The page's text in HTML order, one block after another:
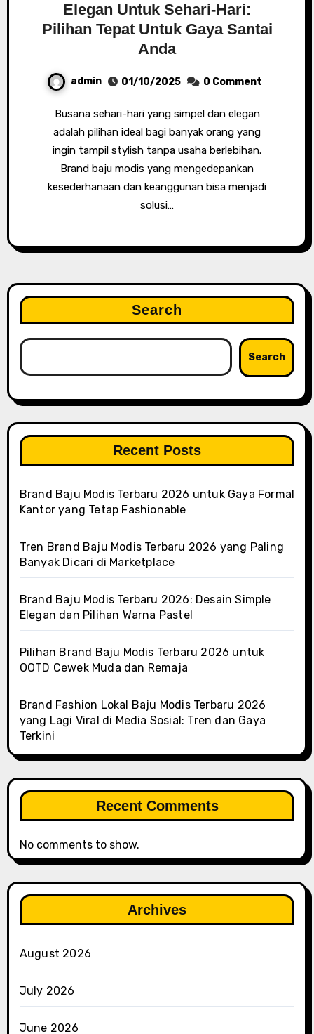
Elegan Untuk Sehari-Hari:
Pilihan Tepat Untuk Gaya Santai
Anda
admin 01/10/2025 0 Comment
Busana sehari-hari yang simpel dan elegan
adalah pilihan ideal bagi banyak orang yang
ingin tampil stylish tanpa usaha berlebihan.
Brand baju modis yang mengedepankan
kesederhanaan dan keanggunan bisa menjadi
solusi…
Search
Search
Recent Posts
Brand Baju Modis Terbaru 2026 untuk Gaya Formal
Kantor yang Tetap Fashionable
Tren Brand Baju Modis Terbaru 2026 yang Paling
Banyak Dicari di Marketplace
Brand Baju Modis Terbaru 2026: Desain Simple
Elegan dan Pilihan Warna Pastel
Pilihan Brand Baju Modis Terbaru 2026 untuk
OOTD Cewek Muda dan Remaja
Brand Fashion Lokal Baju Modis Terbaru 2026
yang Lagi Viral di Media Sosial: Tren dan Gaya
Terkini
Recent Comments
No comments to show.
Archives
August 2026
July 2026
June 2026